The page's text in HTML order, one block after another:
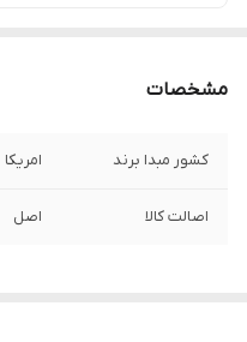
مشخصات
کشور مبدا برند امریکا
اصالت کالا اصل